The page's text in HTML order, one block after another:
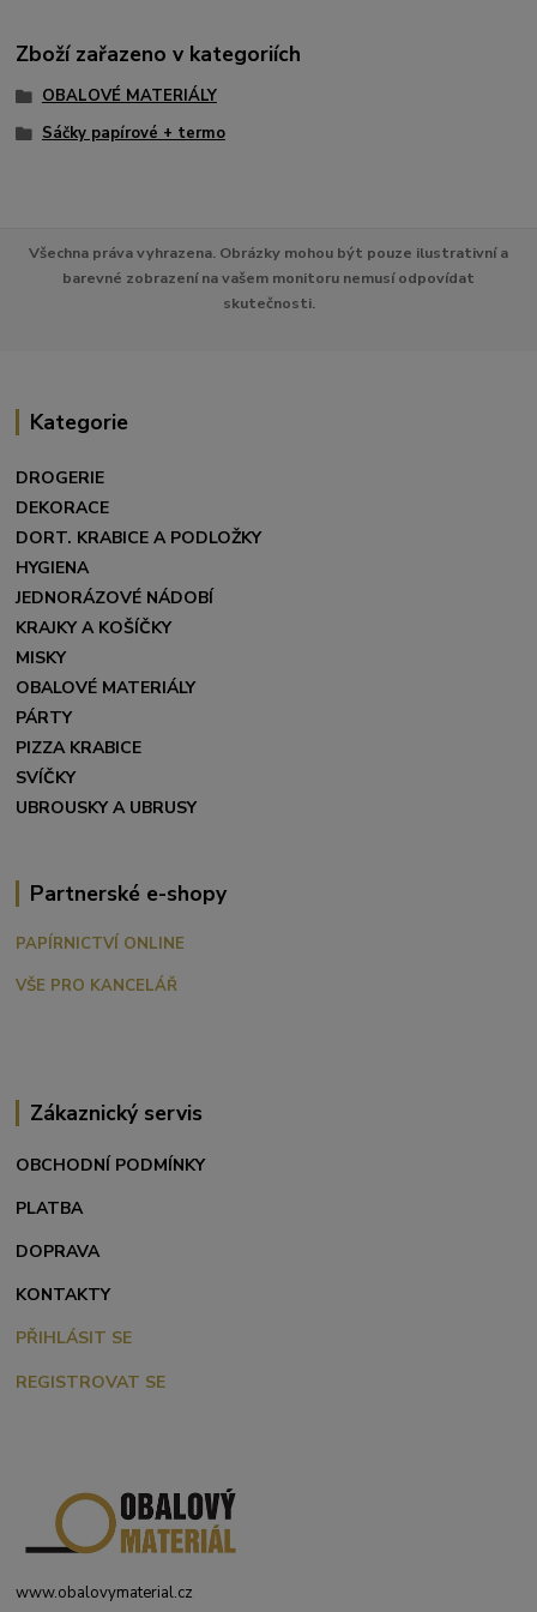
Zboží zařazeno v kategoriích
OBALOVÉ MATERIÁLY
Sáčky papírové + termo
Všechna práva vyhrazena. Obrázky mohou být pouze ilustrativní a
barevné zobrazení na vašem monitoru nemusí odpovídat
skutečnosti.
Kategorie
DROGERIE
DEKORACE
DORT. KRABICE A PODLOŽKY
HYGIENA
JEDNORÁZOVÉ NÁDOBÍ
KRAJKY A KOŠÍČKY
MISKY
OBALOVÉ MATERIÁLY
PÁRTY
PIZZA KRABICE
SVÍČKY
UBROUSKY A UBRUSY
Partnerské e-shopy
PAPÍRNICTVÍ ONLINE
VŠE PRO KANCELÁŘ
Zákaznický servis
OBCHODNÍ PODMÍNKY
PLATBA
DOPRAVA
KONTAKTY
PŘIHLÁSIT SE
REGISTROVAT SE
www.obalovymaterial.cz